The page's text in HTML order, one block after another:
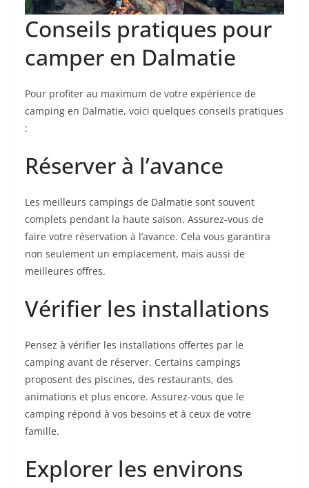
Conseils pratiques pour
camper en Dalmatie
Pour profiter au maximum de votre expérience de
camping en Dalmatie, voici quelques conseils pratiques
:
Réserver à l’avance
Les meilleurs campings de Dalmatie sont souvent
complets pendant la haute saison. Assurez-vous de
faire votre réservation à l’avance. Cela vous garantira
non seulement un emplacement, mais aussi de
meilleures offres.
Vérifier les installations
Pensez à vérifier les installations offertes par le
camping avant de réserver. Certains campings
proposent des piscines, des restaurants, des
animations et plus encore. Assurez-vous que le
camping répond à vos besoins et à ceux de votre
famille.
Explorer les environs